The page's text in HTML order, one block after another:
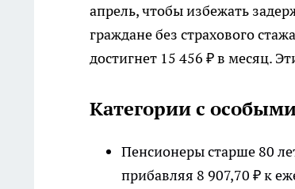
апрель, чтобы избежать
граждане без страхового
достигнет 15 456 ₽ в месяц.
Категории с
Пенсионеры старше 80
прибавляя 8 907,70 ₽ к